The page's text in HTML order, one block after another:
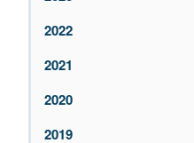
2022
2021
2020
2019